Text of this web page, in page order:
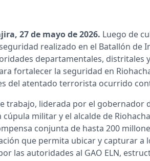
27 de mayo de 2026. Luego de
realizado en el Batallón de
departamentales, distritales
fortalecer la seguridad en
del atentado terrorista ocurrido
trabajo, liderada por el gobernador
militar y el alcalde de
conjunta de hasta 200
que permita ubicar y capturar a
las autoridades al GAO ELN,